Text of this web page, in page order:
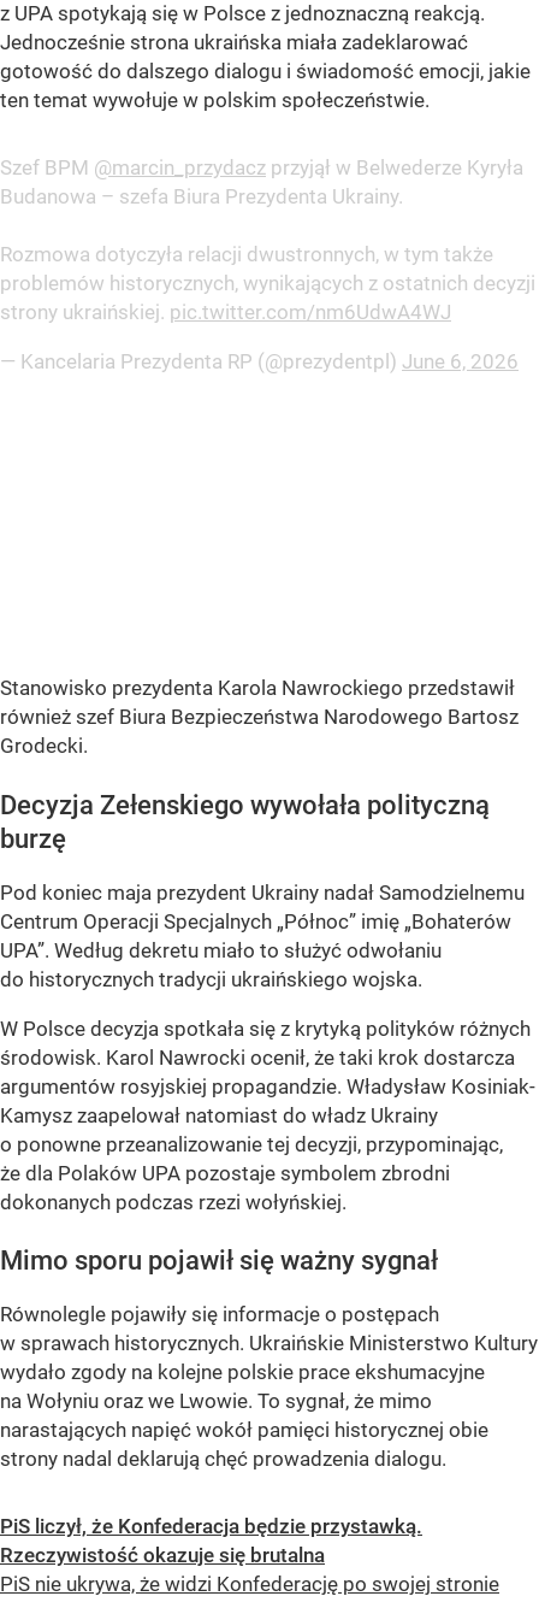
z UPA spotykają się w Polsce z jednoznaczną reakcją.
Jednocześnie strona ukraińska miała zadeklarować
gotowość do dalszego dialogu i świadomość emocji, jakie
ten temat wywołuje w polskim społeczeństwie.
Szef BPM @marcin_przydacz przyjął w Belwederze Kyryła
Budanowa – szefa Biura Prezydenta Ukrainy.
Rozmowa dotyczyła relacji dwustronnych, w tym także
problemów historycznych, wynikających z ostatnich decyzji
strony ukraińskiej. pic.twitter.com/nm6UdwA4WJ
— Kancelaria Prezydenta RP (@prezydentpl) June 6, 2026
Stanowisko prezydenta Karola Nawrockiego przedstawił
również szef Biura Bezpieczeństwa Narodowego Bartosz
Grodecki.
Decyzja Zełenskiego wywołała polityczną
burzę
Pod koniec maja prezydent Ukrainy nadał Samodzielnemu
Centrum Operacji Specjalnych „Północ” imię „Bohaterów
UPA”. Według dekretu miało to służyć odwołaniu
do historycznych tradycji ukraińskiego wojska.
W Polsce decyzja spotkała się z krytyką polityków różnych
środowisk. Karol Nawrocki ocenił, że taki krok dostarcza
argumentów rosyjskiej propagandzie. Władysław Kosiniak-
Kamysz zaapelował natomiast do władz Ukrainy
o ponowne przeanalizowanie tej decyzji, przypominając,
że dla Polaków UPA pozostaje symbolem zbrodni
dokonanych podczas rzezi wołyńskiej.
Mimo sporu pojawił się ważny sygnał
Równolegle pojawiły się informacje o postępach
w sprawach historycznych. Ukraińskie Ministerstwo Kultury
wydało zgody na kolejne polskie prace ekshumacyjne
na Wołyniu oraz we Lwowie. To sygnał, że mimo
narastających napięć wokół pamięci historycznej obie
strony nadal deklarują chęć prowadzenia dialogu.
PiS liczył, że Konfederacja będzie przystawką.
Rzeczywistość okazuje się brutalna
PiS nie ukrywa, że widzi Konfederację po swojej stronie